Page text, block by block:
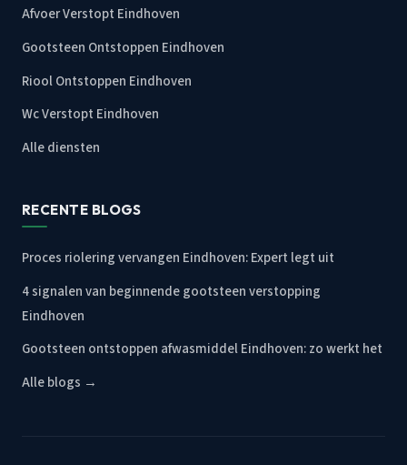
Afvoer Verstopt Eindhoven
Gootsteen Ontstoppen Eindhoven
Riool Ontstoppen Eindhoven
Wc Verstopt Eindhoven
Alle diensten
RECENTE BLOGS
Proces riolering vervangen Eindhoven: Expert legt uit
4 signalen van beginnende gootsteen verstopping
Eindhoven
Gootsteen ontstoppen afwasmiddel Eindhoven: zo werkt het
Alle blogs →